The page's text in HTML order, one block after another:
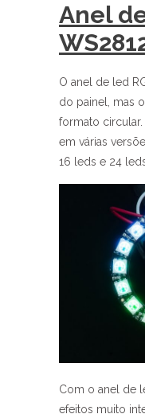
Anel
O anel de led
do painel, mas
formato circular.
em várias
16 leds e 24
Com o anel de
efeitos muito